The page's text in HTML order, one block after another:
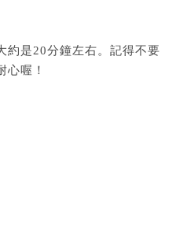
約是20分鐘左右。記得不要
心喔！